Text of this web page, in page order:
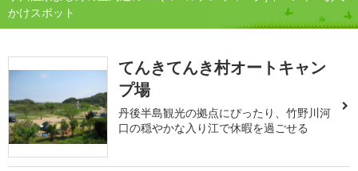
かけスポット
てんきてんき村オートキャン
プ場
丹後半島観光の拠点にぴったり、竹野川河
口の穏やかな入り江で休暇を過ごせる